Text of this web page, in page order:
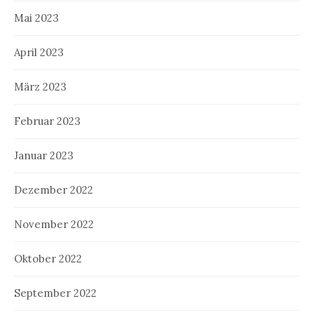
Mai 2023
April 2023
März 2023
Februar 2023
Januar 2023
Dezember 2022
November 2022
Oktober 2022
September 2022